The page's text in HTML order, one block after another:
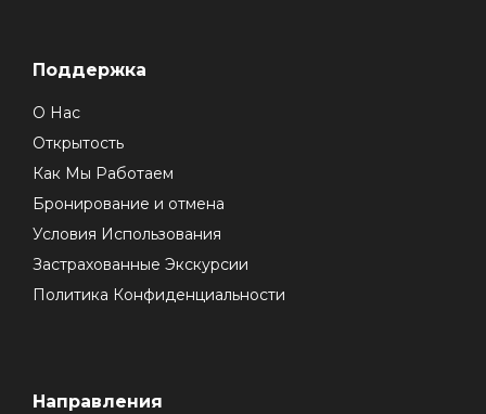
Поддержка
О Нас
Открытость
Как Мы Работаем
Бронирование и отмена
Условия Использования
Застрахованные Экскурсии
Политика Конфиденциальности
Направления